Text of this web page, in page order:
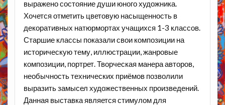
выражено состояние души юного художника.
Хочется отметить цветовую насыщенность в
декоративных натюрмортах учащихся 1-3 классов.
Старшие классы показали свои композиции на
историческую тему, иллюстрации, жанровые
композиции, портрет. Творческая манера авторов,
необычность технических приёмов позволили
выразить замысел художественных произведений.
Данная выставка является стимулом для